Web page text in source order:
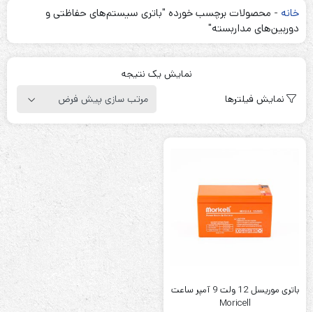
خانه - محصولات برچسب خورده "باتری سیستم‌های حفاظتی و
دوربین‌های مداربسته"
نمایش یک نتیجه
نمایش فیلترها
باتری موریسل 12 ولت 9 آمپر ساعت
Moricell